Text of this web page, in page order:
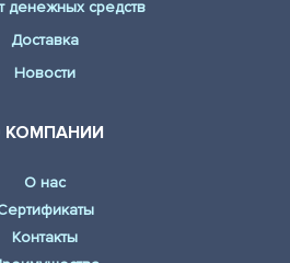
денежных средств
Доставка
Новости
КОМПАНИИ
О нас
Контакты